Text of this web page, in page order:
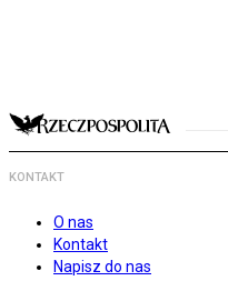
KONTAKT
O nas
Kontakt
Napisz do nas